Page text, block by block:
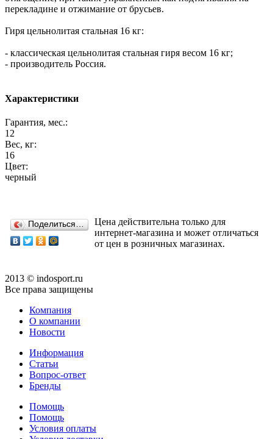
перекладине и отжимание от брусьев.
Гиря цельнолитая стальная 16 кг:
- классическая цельнолитая стальная гиря весом 16 кг;
- производитель Россия.
Характеристики
Гарантия, мес.:
12
Вес, кг:
16
Цвет:
черный
Поделиться…
Цена действительна только для
интернет-магазина и может отличаться
от цен в розничных магазинах.
2013 © indosport.ru
Все права защищены
Компания
О компании
Новости
Информация
Статьи
Вопрос-ответ
Бренды
Помощь
Помощь
Условия оплаты